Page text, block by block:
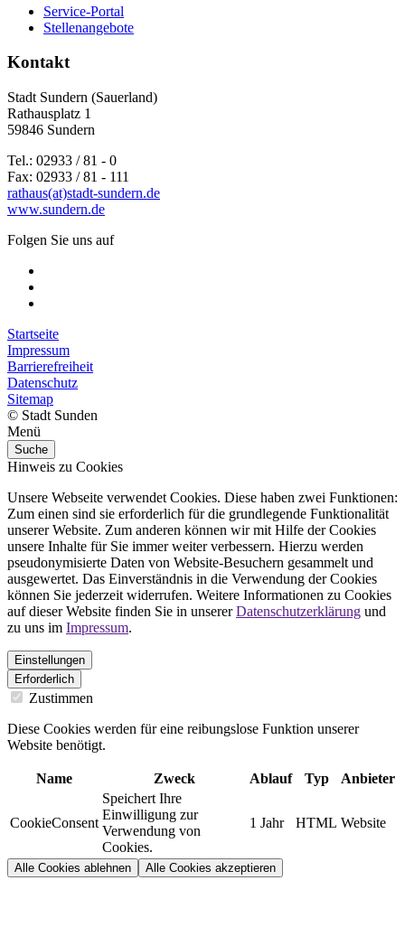
Service-Portal
Stellenangebote
Kontakt
Stadt Sundern (Sauerland)
Rathausplatz 1
59846 Sundern
Tel.: 02933 / 81 - 0
Fax: 02933 / 81 - 111
rathaus(at)stadt-sundern.de
www.sundern.de
Folgen Sie uns auf
Startseite
Impressum
Barrierefreiheit
Datenschutz
Sitemap
© Stadt Sunden
Menü
Suche
Hinweis zu Cookies
Unsere Webseite verwendet Cookies. Diese haben zwei Funktionen:
Zum einen sind sie erforderlich für die grundlegende Funktionalität
unserer Website. Zum anderen können wir mit Hilfe der Cookies
unsere Inhalte für Sie immer weiter verbessern. Hierzu werden
pseudonymisierte Daten von Website-Besuchern gesammelt und
ausgewertet. Das Einverständnis in die Verwendung der Cookies
können Sie jederzeit widerrufen. Weitere Informationen zu Cookies
auf dieser Website finden Sie in unsererDatenschutzerklärung und
zu uns im Impressum.
Einstellungen
Erforderlich
Zustimmen
Diese Cookies werden für eine reibungslose Funktion unserer
Website benötigt.
Name Zweck Ablauf Typ Anbieter
CookieConsent
Speichert Ihre
Einwilligung zur
Verwendung von
Cookies.
1 Jahr HTML Website
Alle Cookies ablehnen Alle Cookies akzeptieren